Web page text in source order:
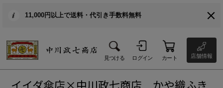
11,000円以上で送料・代引き手数料無料
見つける ログイン カート 店舗情報
イイダ傘店×中川政七商店 かや織ふき